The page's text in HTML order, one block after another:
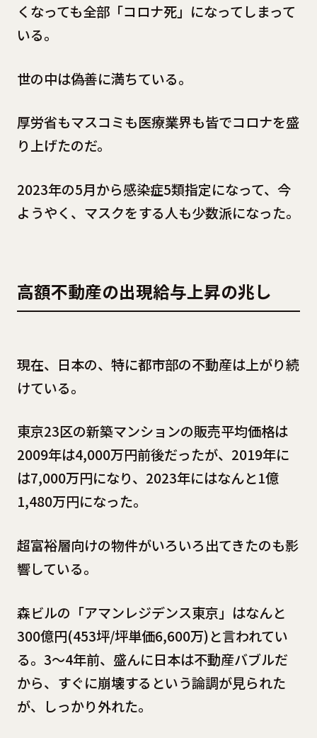
くなっても全部「コロナ死」になってしまって
いる。
世の中は偽善に満ちている。
厚労省もマスコミも医療業界も皆でコロナを盛
り上げたのだ。
2023年の5月から感染症5類指定になって、今
ようやく、マスクをする人も少数派になった。
高額不動産の出現給与上昇の兆し
現在、日本の、特に都市部の不動産は上がり続
けている。
東京23区の新築マンションの販売平均価格は
2009年は4,000万円前後だったが、2019年に
は7,000万円になり、2023年にはなんと1億
1,480万円になった。
超富裕層向けの物件がいろいろ出てきたのも影
響している。
森ビルの「アマンレジデンス東京」はなんと
300億円(453坪/坪単価6,600万)と言われてい
る。3〜4年前、盛んに日本は不動産バブルだ
から、すぐに崩壊するという論調が見られた
が、しっかり外れた。